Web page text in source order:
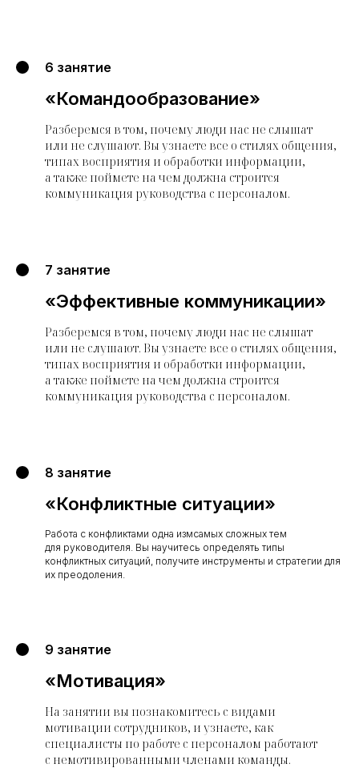
6 занятие
«Командообразование»
Разберемся в том, почему люди нас не слышат
или не слушают. Вы узнаете все о стилях общения,
типах восприятия и обработки информации,
а также поймете на чем должна строится
коммуникация руководства с персоналом.
7 занятие
«Эффективные коммуникации»
Разберемся в том, почему люди нас не слышат
или не слушают. Вы узнаете все о стилях общения,
типах восприятия и обработки информации,
а также поймете на чем должна строится
коммуникация руководства с персоналом.
8 занятие
«Конфликтные ситуации»
Работа с конфликтами одна измсамых сложных тем
для руководителя. Вы научитесь определять типы
конфликтных ситуаций, получите инструменты и стратегии для
их преодоления.
9 занятие
«Мотивация»
На занятии вы познакомитесь с видами
мотивации сотрудников, и узнаете, как
специалисты по работе с персоналом работают
с немотивированными членами команды.